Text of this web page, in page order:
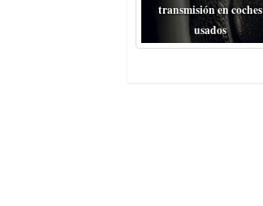
transmisión en coches
usados